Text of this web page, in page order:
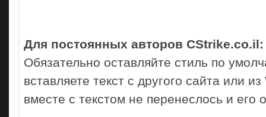
Для постоянных авторов CStrike.co.il:
Обязательно оставляйте стиль по
вставляете текст с другого сайта или
вместе с текстом не перенеслось и его